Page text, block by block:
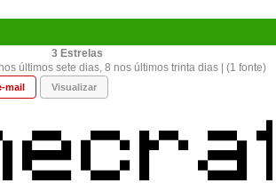
3
últimos sete dias, 8 nos últimos trinta dias | (1 fonte)
mail Visualizar